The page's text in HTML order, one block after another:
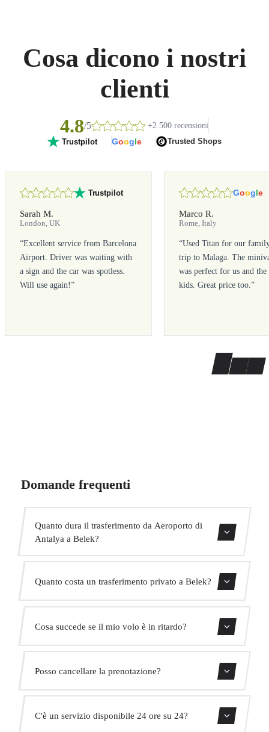
Cosa dicono i nostri
clienti
4.8/5 +2.500 recensioni
Trustpilot Google Trusted Shops
Trustpilot
Sarah M.
London, UK
“Excellent service from Barcelona
Airport. Driver was waiting with
a sign and the car was spotless.
Will use again!”
Google
Marco R.
Rome, Italy
“Used Titan for our
trip to Malaga. The
was perfect for us and the
kids. Great price too.”
Domande frequenti
Quanto dura il trasferimento da Aeroporto di
Antalya a Belek?
Quanto costa un trasferimento privato a Belek?
prezzo fisso immediato. Senza costi nascosti.
Cosa succede se il mio volo è in ritardo?
adatterà automaticamente l'orario di ritiro senza costi
aggiuntivi.
Posso cancellare la prenotazione?
Sì, puoi cancellare gratuitamente fino a 24 ore prima del
ritiro.
C'è un servizio disponibile 24 ore su 24?